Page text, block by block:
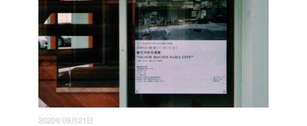
2020年09月21日